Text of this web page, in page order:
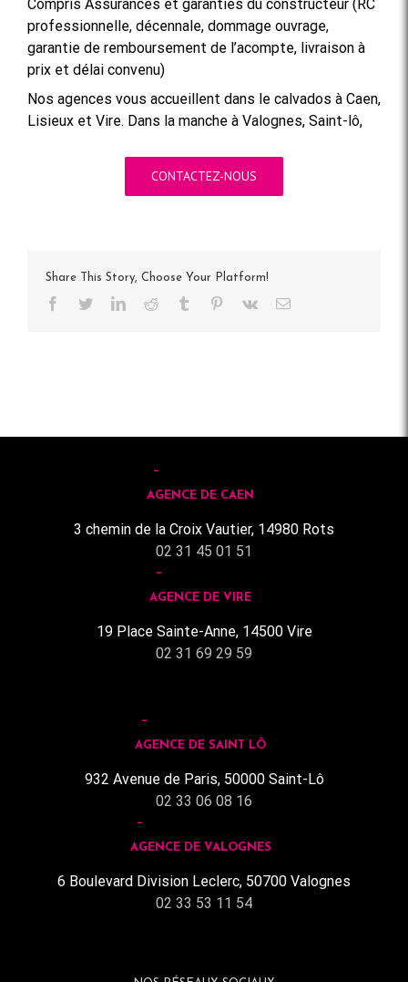
Compris Assurances et garanties du constructeur (RC
professionnelle, décennale, dommage ouvrage,
garantie de remboursement de l’acompte, livraison à
prix et délai convenu)
Nos agences vous accueillent dans le calvados à Caen,
Lisieux et Vire. Dans la manche à Valognes, Saint-lô,
CONTACTEZ-NOUS
Share This Story, Choose Your Platform!
Facebook
TwitterLinkedInReddit Tumblr Pinterest
Vk Email
AGENCE DE CAEN
3 chemin de la Croix Vautier, 14980 Rots
02 31 45 01 51
AGENCE DE VIRE
19 Place Sainte-Anne, 14500 Vire
02 31 69 29 59
AGENCE DE SAINT LÔ
932 Avenue de Paris, 50000 Saint-Lô
02 33 06 08 16
AGENCE DE VALOGNES
6 Boulevard Division Leclerc, 50700 Valognes
02 33 53 11 54